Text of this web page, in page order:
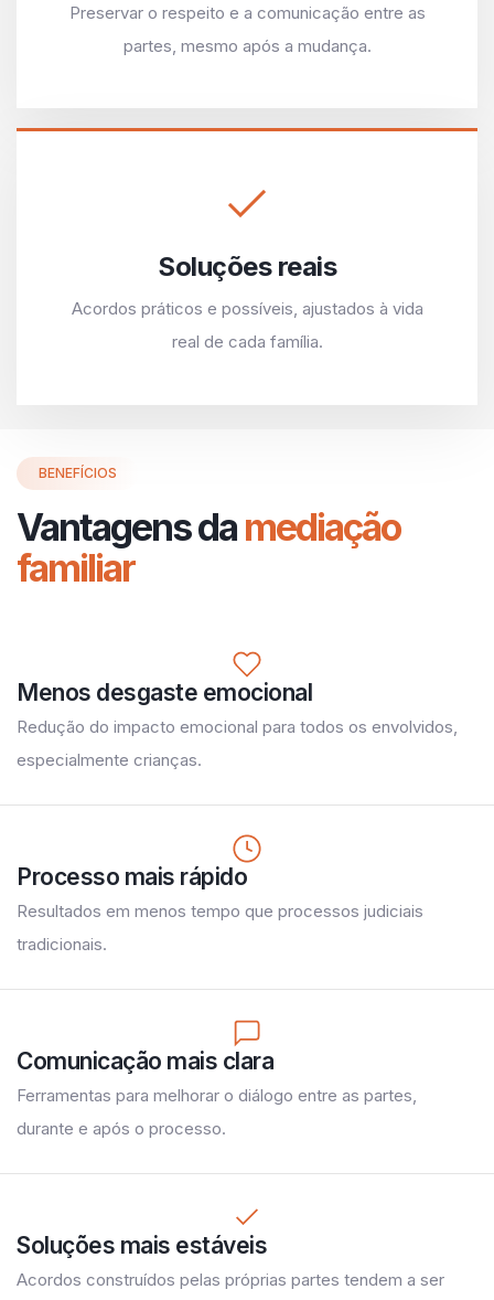
Preservar o respeito e a comunicação entre as
partes, mesmo após a mudança.
Soluções reais
Acordos práticos e possíveis, ajustados à vida
real de cada família.
BENEFÍCIOS
Vantagens damediação
familiar
Menos desgaste emocional
Redução do impacto emocional para todos os envolvidos,
especialmente crianças.
Processo mais rápido
Resultados em menos tempo que processos judiciais
tradicionais.
Comunicação mais clara
Ferramentas para melhorar o diálogo entre as partes,
durante e após o processo.
Soluções mais estáveis
Acordos construídos pelas próprias partes tendem a ser